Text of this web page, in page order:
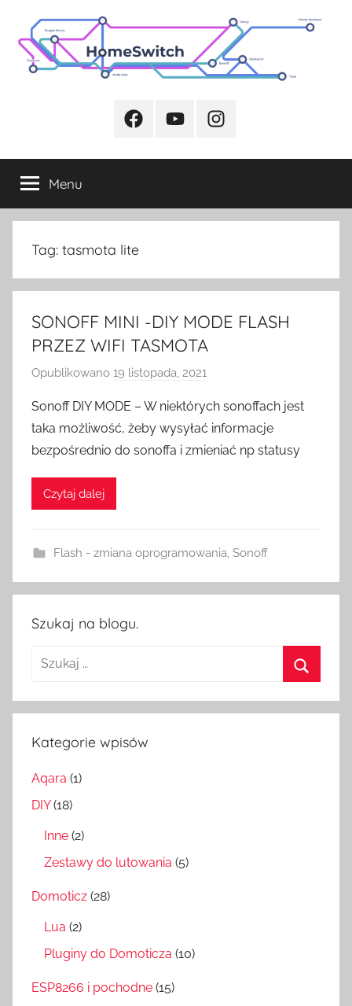
treści
FacebookYoutubeInstagram
Menu
Tag: tasmota lite
SONOFF MINI -DIY MODE FLASH
PRZEZ WIFI TASMOTA
Opublikowano 19 listopada, 2021
z
e
z
S
i
Sonoff DIY MODE – W niektórych sonoffach jest
taka możliwość, żeby wysyłać informacje
bezpośrednio do sonoffa i zmieniać np statusy
Czytaj dalej
Flash - zmiana oprogramowania, Sonoff
Szukaj na blogu.
Szukaj:
Kategorie wpisów
Aqara (1)
DIY(18)
Inne (2)
Zestawy do lutowania (5)
Domoticz (28)
Lua (2)
Pluginy do Domoticza (10)
ESP8266 i pochodne (15)